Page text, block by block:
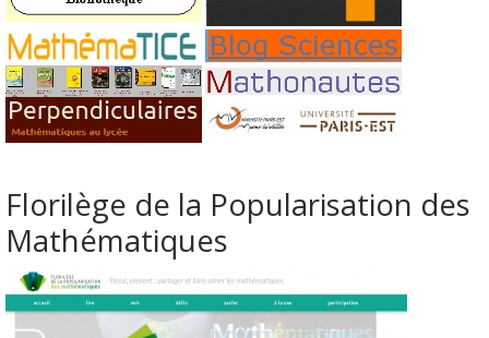
Florilège de la Popularisation des
Mathématiques